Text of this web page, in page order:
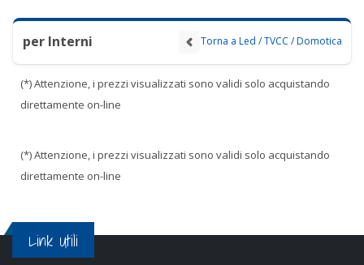
per Interni Torna a Led / TVCC / Domotica
(*) Attenzione, i prezzi visualizzati sono validi solo acquistando
direttamente on-line
(*) Attenzione, i prezzi visualizzati sono validi solo acquistando
direttamente on-line
Link Utili